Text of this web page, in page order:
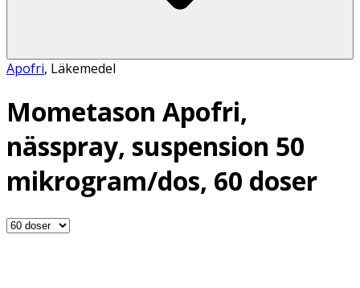
Apofri, Läkemedel
Mometason Apofri,
nässpray, suspension 50
mikrogram/dos, 60 doser